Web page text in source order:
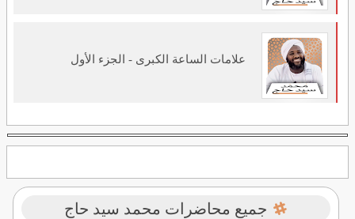
علامات الساعة الكبرى - الجزء الأول
جميع محاضرات محمد سيد حاج